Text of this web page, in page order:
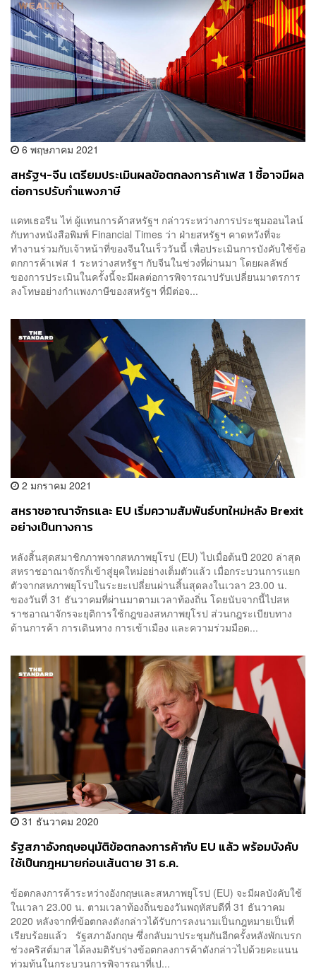
6 พฤษภาคม 2021
สหรัฐฯ-จีน เตรียมประเมินผลข้อตกลงการค้าเฟส 1 ชี้อาจมีผล
ต่อการปรับกำแพงภาษี
แคทเธอรีน ไท่ ผู้แทนการค้าสหรัฐฯ กล่าวระหว่างการประชุมออนไลน์
กับทางหนังสือพิมพ์ Financial Times ว่า ฝ่ายสหรัฐฯ คาดหวังที่จะ
ทำงานร่วมกับเจ้าหน้าที่ของจีนในเร็ววันนี้ เพื่อประเมินการบังคับใช้ข้อ
ตกการค้าเฟส 1 ระหว่างสหรัฐฯ กับจีนในช่วงที่ผ่านมา โดยผลลัพธ์
ของการประเมินในครั้งนี้จะมีผลต่อการพิจารณาปรับเปลี่ยนมาตรการ
ลงโทษอย่างกำแพงภาษีของสหรัฐฯ ที่มีต่อจ...
2 มกราคม 2021
สหราชอาณาจักรและ EU เริ่มความสัมพันธ์บทใหม่หลัง Brexit
อย่างเป็นทางการ
หลังสิ้นสุดสมาชิกภาพจากสหภาพยุโรป (EU) ไปเมื่อต้นปี 2020 ล่าสุด
สหราชอาณาจักรก็เข้าสู่ยุคใหม่อย่างเต็มตัวแล้ว เมื่อกระบวนการแยก
ตัวจากสหภาพยุโรปในระยะเปลี่ยนผ่านสิ้นสุดลงในเวลา 23.00 น.
ของวันที่ 31 ธันวาคมที่ผ่านมาตามเวลาท้องถิ่น โดยนับจากนี้ไปสห
ราชอาณาจักรจะยุติการใช้กฎของสหภาพยุโรป ส่วนกฎระเบียบทาง
ด้านการค้า การเดินทาง การเข้าเมือง และความร่วมมือด...
31 ธันวาคม 2020
รัฐสภาอังกฤษอนุมัติข้อตกลงการค้ากับ EU แล้ว พร้อมบังคับ
ใช้เป็นกฎหมายก่อนเส้นตาย 31 ธ.ค.
ข้อตกลงการค้าระหว่างอังกฤษและสหภาพยุโรป (EU) จะมีผลบังคับใช้
ในเวลา 23.00 น. ตามเวลาท้องถิ่นของวันพฤหัสบดีที่ 31 ธันวาคม
2020 หลังจากที่ข้อตกลงดังกล่าวได้รับการลงนามเป็นกฎหมายเป็นที่
เรียบร้อยแล้ว รัฐสภาอังกฤษ ซึ่งกลับมาประชุมกันอีกครั้งหลังพักเบรก
ช่วงคริสต์มาส ได้ลงมติรับร่างข้อตกลงการค้าดังกล่าวไปด้วยคะแนน
ท่วมท้นในกระบวนการพิจารณาที่เป...